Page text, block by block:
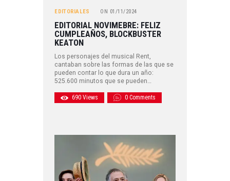
EDITORIALES ON 01/11/2024
EDITORIAL NOVIMEBRE: FELIZ
CUMPLEAÑOS, BLOCKBUSTER
KEATON
Los personajes del musical Rent,
cantaban sobre las formas de las que se
pueden contar lo que dura un año:
525.600 minutos que se pueden…
690 Views 0 Comments